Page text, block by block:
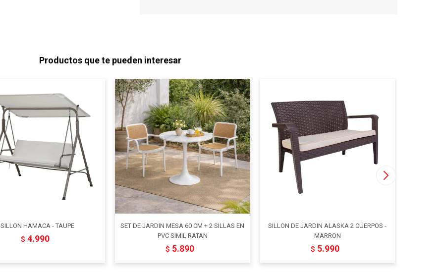
Productos que te pueden interesar
SILLON HAMACA - TAUPE
$ 4.990
SET DE JARDIN MESA 60 CM + 2 SILLAS EN
PVC SIMIL RATAN
$ 5.890
SILLON DE JARDIN ALASKA 2 CUERPOS -
MARRON
$ 5.990